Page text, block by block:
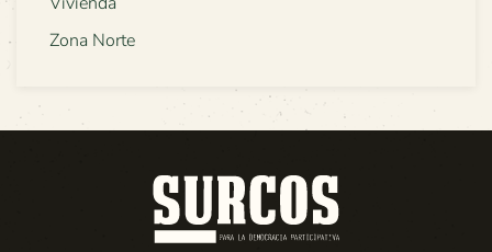
Zona Norte